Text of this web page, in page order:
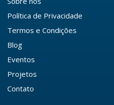
Política de Privacidade
Termos e Condições
Blog
Eventos
Projetos
Contato